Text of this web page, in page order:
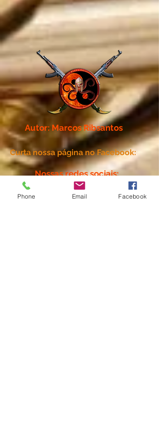
Autor: Marcos Ribsantos
Curta nossa página no Facebook:
Nossas redes sociais:
Phone Email Facebook